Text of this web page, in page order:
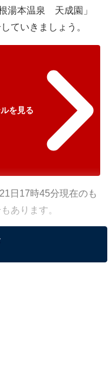
湯本温泉 天成園」
ていきましょう。
を見る
日17時45分現在のも
あります。
の利用により、売上の一部が